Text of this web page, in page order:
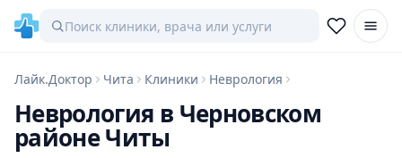
Лайк.Доктор Чита Клиники Неврология
Неврология в Черновском
районе Читы